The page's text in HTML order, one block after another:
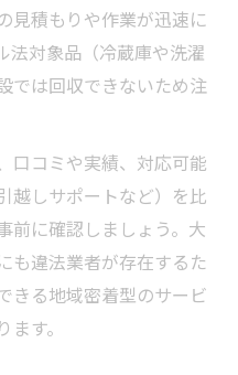
見積もりや作業が迅速に
法対象品（冷蔵庫や洗濯
では回収できないため注
口コミや実績、対応可能
越しサポートなど）を比
前に確認しましょう。大
も違法業者が存在するた
きる地域密着型のサービ
す。